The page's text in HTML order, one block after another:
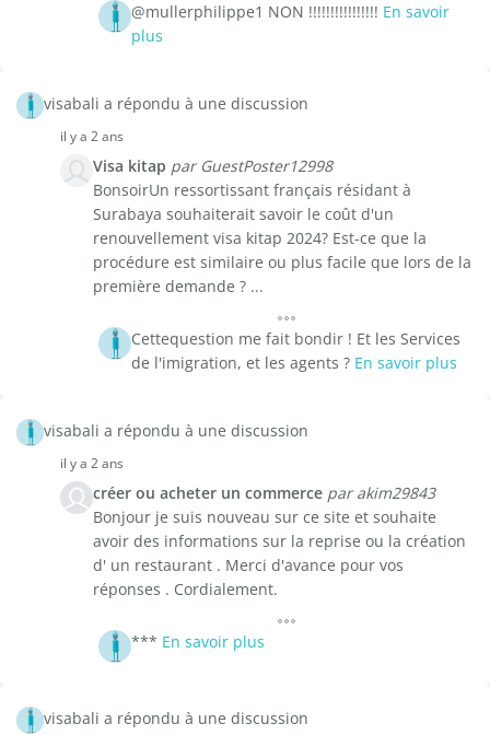
@mullerphilippe1 NON !!!!!!!!!!!!!!!! En savoir
plus
visabali a répondu à une discussion
il y a 2 ans
Visa kitap par GuestPoster12998
BonsoirUn ressortissant français résidant à
Surabaya souhaiterait savoir le coût d'un
renouvellement visa kitap 2024? Est-ce que la
procédure est similaire ou plus facile que lors de la
première demande ? ...
Cettequestion me fait bondir ! Et les Services
de l'imigration, et les agents ? En savoir plus
visabali a répondu à une discussion
il y a 2 ans
créer ou acheter un commerce par akim29843
Bonjour je suis nouveau sur ce site et souhaite
avoir des informations sur la reprise ou la création
d' un restaurant . Merci d'avance pour vos
réponses . Cordialement.
*** En savoir plus
visabali a répondu à une discussion